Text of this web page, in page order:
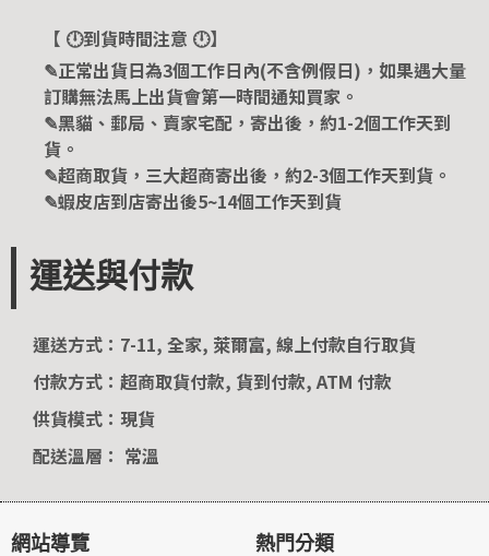
【 🕛到貨時間注意 🕛】
✎正常出貨日為3個工作日內(不含例假日)，如果遇大量
訂購無法馬上出貨會第一時間通知買家。
✎黑貓、郵局、賣家宅配，寄出後，約1-2個工作天到
貨。
✎超商取貨，三大超商寄出後，約2-3個工作天到貨。
✎蝦皮店到店寄出後5~14個工作天到貨
運送與付款
運送方式：7-11, 全家, 萊爾富, 線上付款自行取貨
付款方式：超商取貨付款, 貨到付款, ATM 付款
供貨模式：現貨
配送溫層： 常溫
網站導覽 熱門分類